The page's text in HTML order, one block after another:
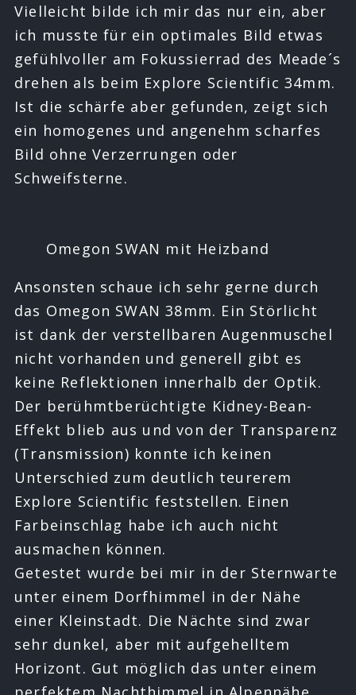
Vielleicht bilde ich mir das nur ein, aber
ich musste für ein optimales Bild etwas
gefühlvoller am Fokussierrad des Meade´s
drehen als beim Explore Scientific 34mm.
Ist die schärfe aber gefunden, zeigt sich
ein homogenes und angenehm scharfes
Bild ohne Verzerrungen oder
Schweifsterne.
Omegon SWAN mit Heizband
Ansonsten schaue ich sehr gerne durch
das Omegon SWAN 38mm. Ein Störlicht
ist dank der verstellbaren Augenmuschel
nicht vorhanden und generell gibt es
keine Reflektionen innerhalb der Optik.
Der berühmtberüchtigte Kidney-Bean-
Effekt blieb aus und von der Transparenz
(Transmission) konnte ich keinen
Unterschied zum deutlich teurerem
Explore Scientific feststellen. Einen
Farbeinschlag habe ich auch nicht
ausmachen können.
Getestet wurde bei mir in der Sternwarte
unter einem Dorfhimmel in der Nähe
einer Kleinstadt. Die Nächte sind zwar
sehr dunkel, aber mit aufgehelltem
Horizont. Gut möglich das unter einem